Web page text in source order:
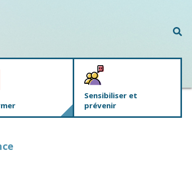
Sensibiliser et
prévenir